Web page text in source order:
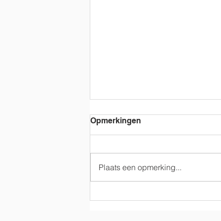
Opmerkingen
Plaats een opmerking...